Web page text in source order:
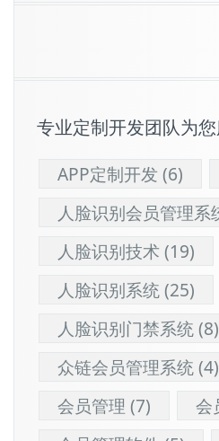
专业定制开发团队为
APP定制开发 (6)
人脸识别会员管理系
人脸识别技术(19)
人脸识别系统(25)
人脸识别门禁系统(8)
众链会员管理系统(4)
会员管理 (7) 会